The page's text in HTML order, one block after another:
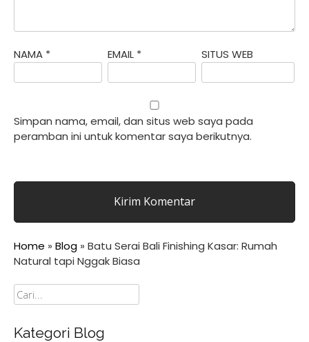
NAMA * EMAIL * SITUS WEB
Simpan nama, email, dan situs web saya pada
peramban ini untuk komentar saya berikutnya.
Home » Blog » Batu Serai Bali Finishing Kasar: Rumah
Natural tapi Nggak Biasa
Cari
Kategori Blog